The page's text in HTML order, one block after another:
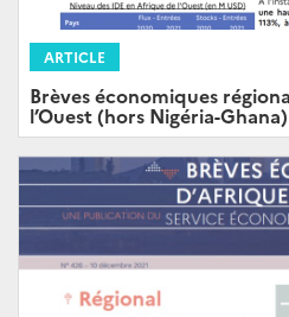
ARTICLE
Brèves économiques
l’Ouest (hors Nigéria-